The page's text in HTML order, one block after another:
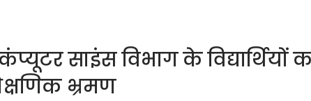
साइंस विभाग के
भ्रमण